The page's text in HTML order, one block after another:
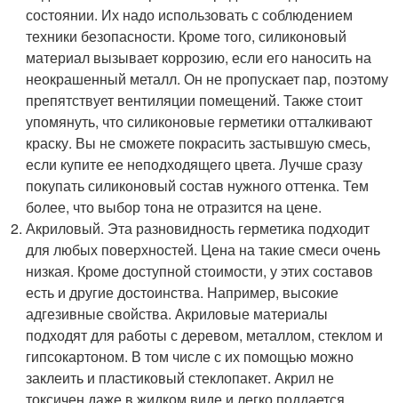
состоянии. Их надо использовать с соблюдением
техники безопасности. Кроме того, силиконовый
материал вызывает коррозию, если его наносить на
неокрашенный металл. Он не пропускает пар, поэтому
препятствует вентиляции помещений. Также стоит
упомянуть, что силиконовые герметики отталкивают
краску. Вы не сможете покрасить застывшую смесь,
если купите ее неподходящего цвета. Лучше сразу
покупать силиконовый состав нужного оттенка. Тем
более, что выбор тона не отразится на цене.
Акриловый. Эта разновидность герметика подходит
для любых поверхностей. Цена на такие смеси очень
низкая. Кроме доступной стоимости, у этих составов
есть и другие достоинства. Например, высокие
адгезивные свойства. Акриловые материалы
подходят для работы с деревом, металлом, стеклом и
гипсокартоном. В том числе с их помощью можно
заклеить и пластиковый стеклопакет. Акрил не
токсичен даже в жидком виде и легко поддается